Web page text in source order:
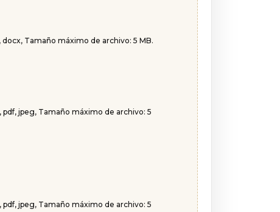
Tamaño máximo de archivo: 5 MB.
jpeg, Tamaño máximo de archivo: 5
jpeg, Tamaño máximo de archivo: 5